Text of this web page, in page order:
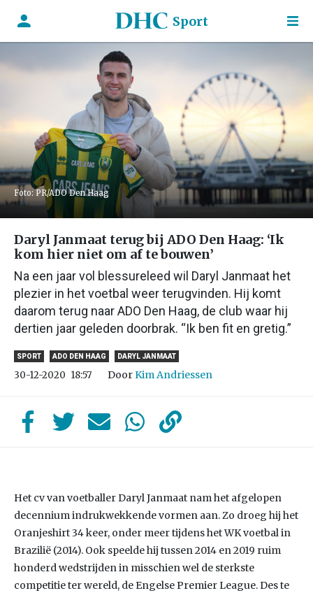
Sport
Foto: PR/ADO Den Haag
Daryl Janmaat terug bij ADO Den Haag: ‘Ik
kom hier niet om af te bouwen’
Na een jaar vol blessureleed wil Daryl Janmaat het
plezier in het voetbal weer terugvinden. Hij komt
daarom terug naar ADO Den Haag, de club waar hij
dertien jaar geleden doorbrak. “Ik ben fit en gretig.”
SPORT ADO DEN HAAG DARYL JANMAAT
30-12-2020 18:57 DoorKim Andriessen
Het cv van voetballer Daryl Janmaat nam het afgelopen
decennium indrukwekkende vormen aan. Zo droeg hij het
Oranjeshirt 34 keer, onder meer tijdens het WK voetbal in
Brazilië (2014). Ook speelde hij tussen 2014 en 2019 ruim
honderd wedstrijden in misschien wel de sterkste
competitie ter wereld, de Engelse Premier League. Des te